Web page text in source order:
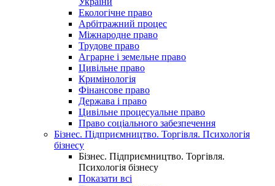
Екологічне право
Арбітражний процес
Міжнародне право
Трудове право
Аграрне і земельне право
Цивільне право
Кримінологія
Фінансове право
Держава і право
Цивільне процесуальне право
Право соціального забезпечення
Бізнес. Підприємництво. Торгівля. Психологія
бізнесу
Бізнес. Підприємництво. Торгівля.
Психологія бізнесу
Показати всі